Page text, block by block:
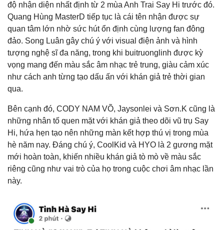
độ nhận diện nhất định từ 2 mùa Anh Trai Say Hi trước đó.
Quang Hùng MasterD tiếp tục là cái tên nhận được sự
quan tâm lớn nhờ sức hút ổn định cùng lượng fan đông
đảo. Song Luân gây chú ý với visual điện ảnh và hình
tượng nghệ sĩ đa năng, trong khi buitruonglinh được kỳ
vọng mang đến màu sắc âm nhạc trẻ trung, giàu cảm xúc
như cách anh từng tạo dấu ấn với khán giả trẻ thời gian
qua.
Bên cạnh đó, CODY NAM VÕ, Jaysonlei và Sơn.K cũng là
những nhân tố quen mặt với khán giả theo dõi vũ trụ Say
Hi, hứa hẹn tạo nên những màn kết hợp thú vị trong mùa
hè năm nay. Đáng chú ý, CoolKid và HYO là 2 gương mặt
mới hoàn toàn, khiến nhiều khán giả tò mò về màu sắc
riêng cũng như vai trò của họ trong cuộc chơi âm nhạc lần
này.